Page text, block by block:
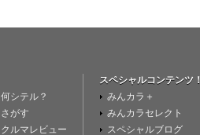
何シテル？
さがす
クルマレビュー
スペシャルコンテンツ！
みんカラ＋
みんカラセレクト
スペシャルブログ